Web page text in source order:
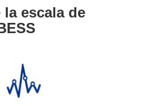
escala de